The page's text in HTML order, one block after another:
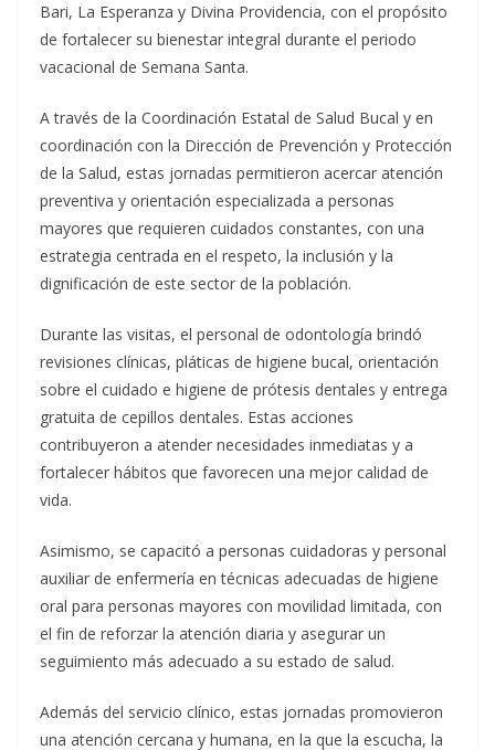
Bari, La Esperanza y Divina Providencia, con el propósito
de fortalecer su bienestar integral durante el periodo
vacacional de Semana Santa.
A través de la Coordinación Estatal de Salud Bucal y en
coordinación con la Dirección de Prevención y Protección
de la Salud, estas jornadas permitieron acercar atención
preventiva y orientación especializada a personas
mayores que requieren cuidados constantes, con una
estrategia centrada en el respeto, la inclusión y la
dignificación de este sector de la población.
Durante las visitas, el personal de odontología brindó
revisiones clínicas, pláticas de higiene bucal, orientación
sobre el cuidado e higiene de prótesis dentales y entrega
gratuita de cepillos dentales. Estas acciones
contribuyeron a atender necesidades inmediatas y a
fortalecer hábitos que favorecen una mejor calidad de
vida.
Asimismo, se capacitó a personas cuidadoras y personal
auxiliar de enfermería en técnicas adecuadas de higiene
oral para personas mayores con movilidad limitada, con
el fin de reforzar la atención diaria y asegurar un
seguimiento más adecuado a su estado de salud.
Además del servicio clínico, estas jornadas promovieron
una atención cercana y humana, en la que la escucha, la